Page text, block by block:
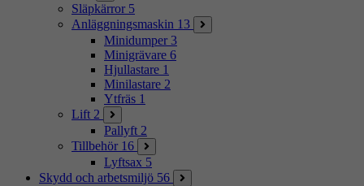
Släpkärror 5
Anläggningsmaskin 13
Minidumper 3
Minigrävare 6
Hjullastare 1
Minilastare 2
Ytfräs 1
Lift 2
Pallyft 2
Tillbehör 16
Lyftsax 5
Skydd och arbetsmiljö 56